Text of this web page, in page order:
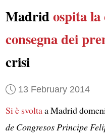
Madridospita
consegna dei
crisi
13 February 2014
Si è svoltaa Madrid
de Congresos Principe